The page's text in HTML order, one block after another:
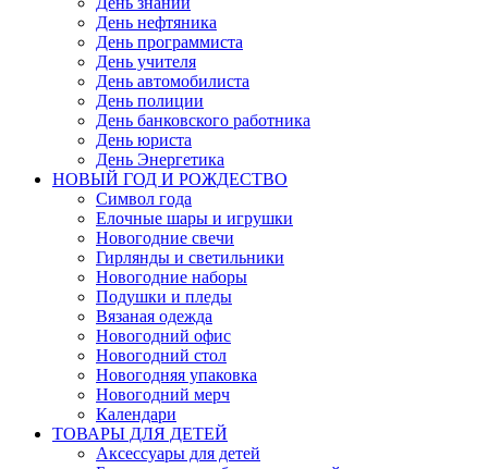
День нефтяника
День программиста
День учителя
День автомобилиста
День полиции
День банковского работника
День юриста
День Энергетика
НОВЫЙ ГОД И РОЖДЕСТВО
Символ года
Елочные шары и игрушки
Новогодние свечи
Гирлянды и светильники
Новогодние наборы
Подушки и пледы
Вязаная одежда
Новогодний офис
Новогодний стол
Новогодняя упаковка
Новогодний мерч
Календари
ТОВАРЫ ДЛЯ ДЕТЕЙ
Аксессуары для детей